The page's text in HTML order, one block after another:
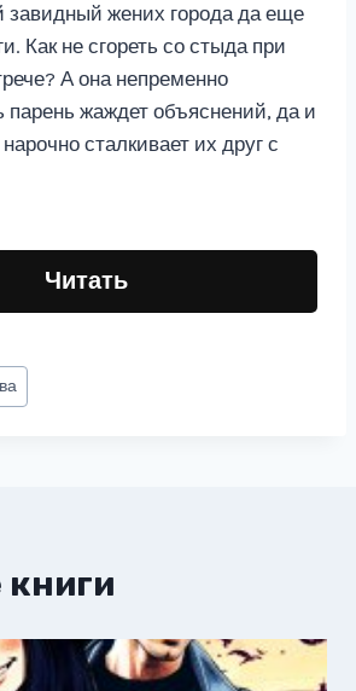
завидный жених города да еще
Как не сгореть со стыда при
А она непременно
парень жаждет объяснений, да и
сталкивает их друг с
Читать